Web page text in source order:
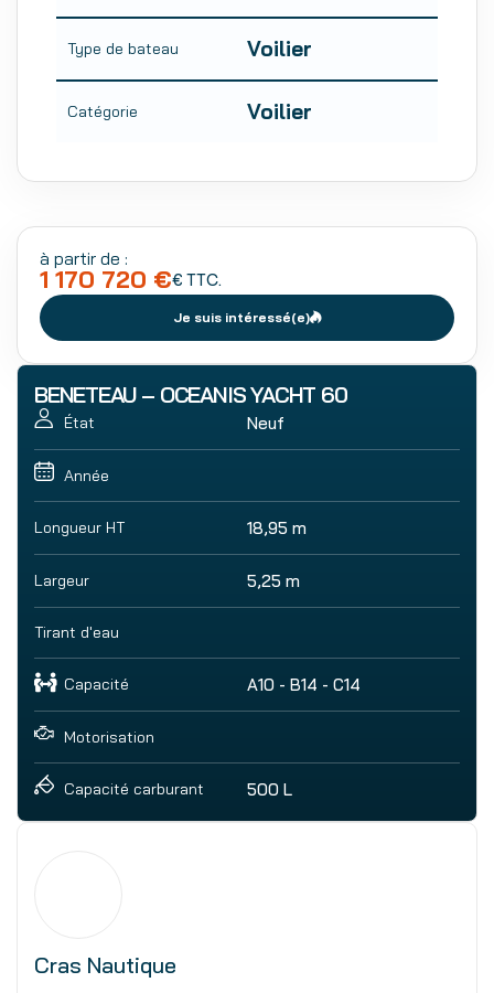
Type de bateau Voilier
Catégorie Voilier
à partir de :
1 170 720 €€ TTC.
Je suis intéressé(e)
BENETEAU – OCEANIS YACHT 60
État Neuf
Année
Longueur HT 18,95 m
Largeur 5,25 m
Tirant d'eau
Capacité A10 - B14 - C14
Motorisation
Capacité carburant 500 L
Cras Nautique